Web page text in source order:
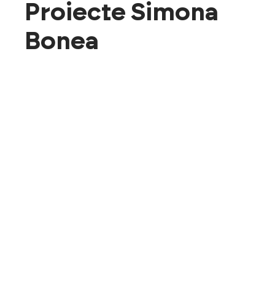
Proiecte Simona
Bonea